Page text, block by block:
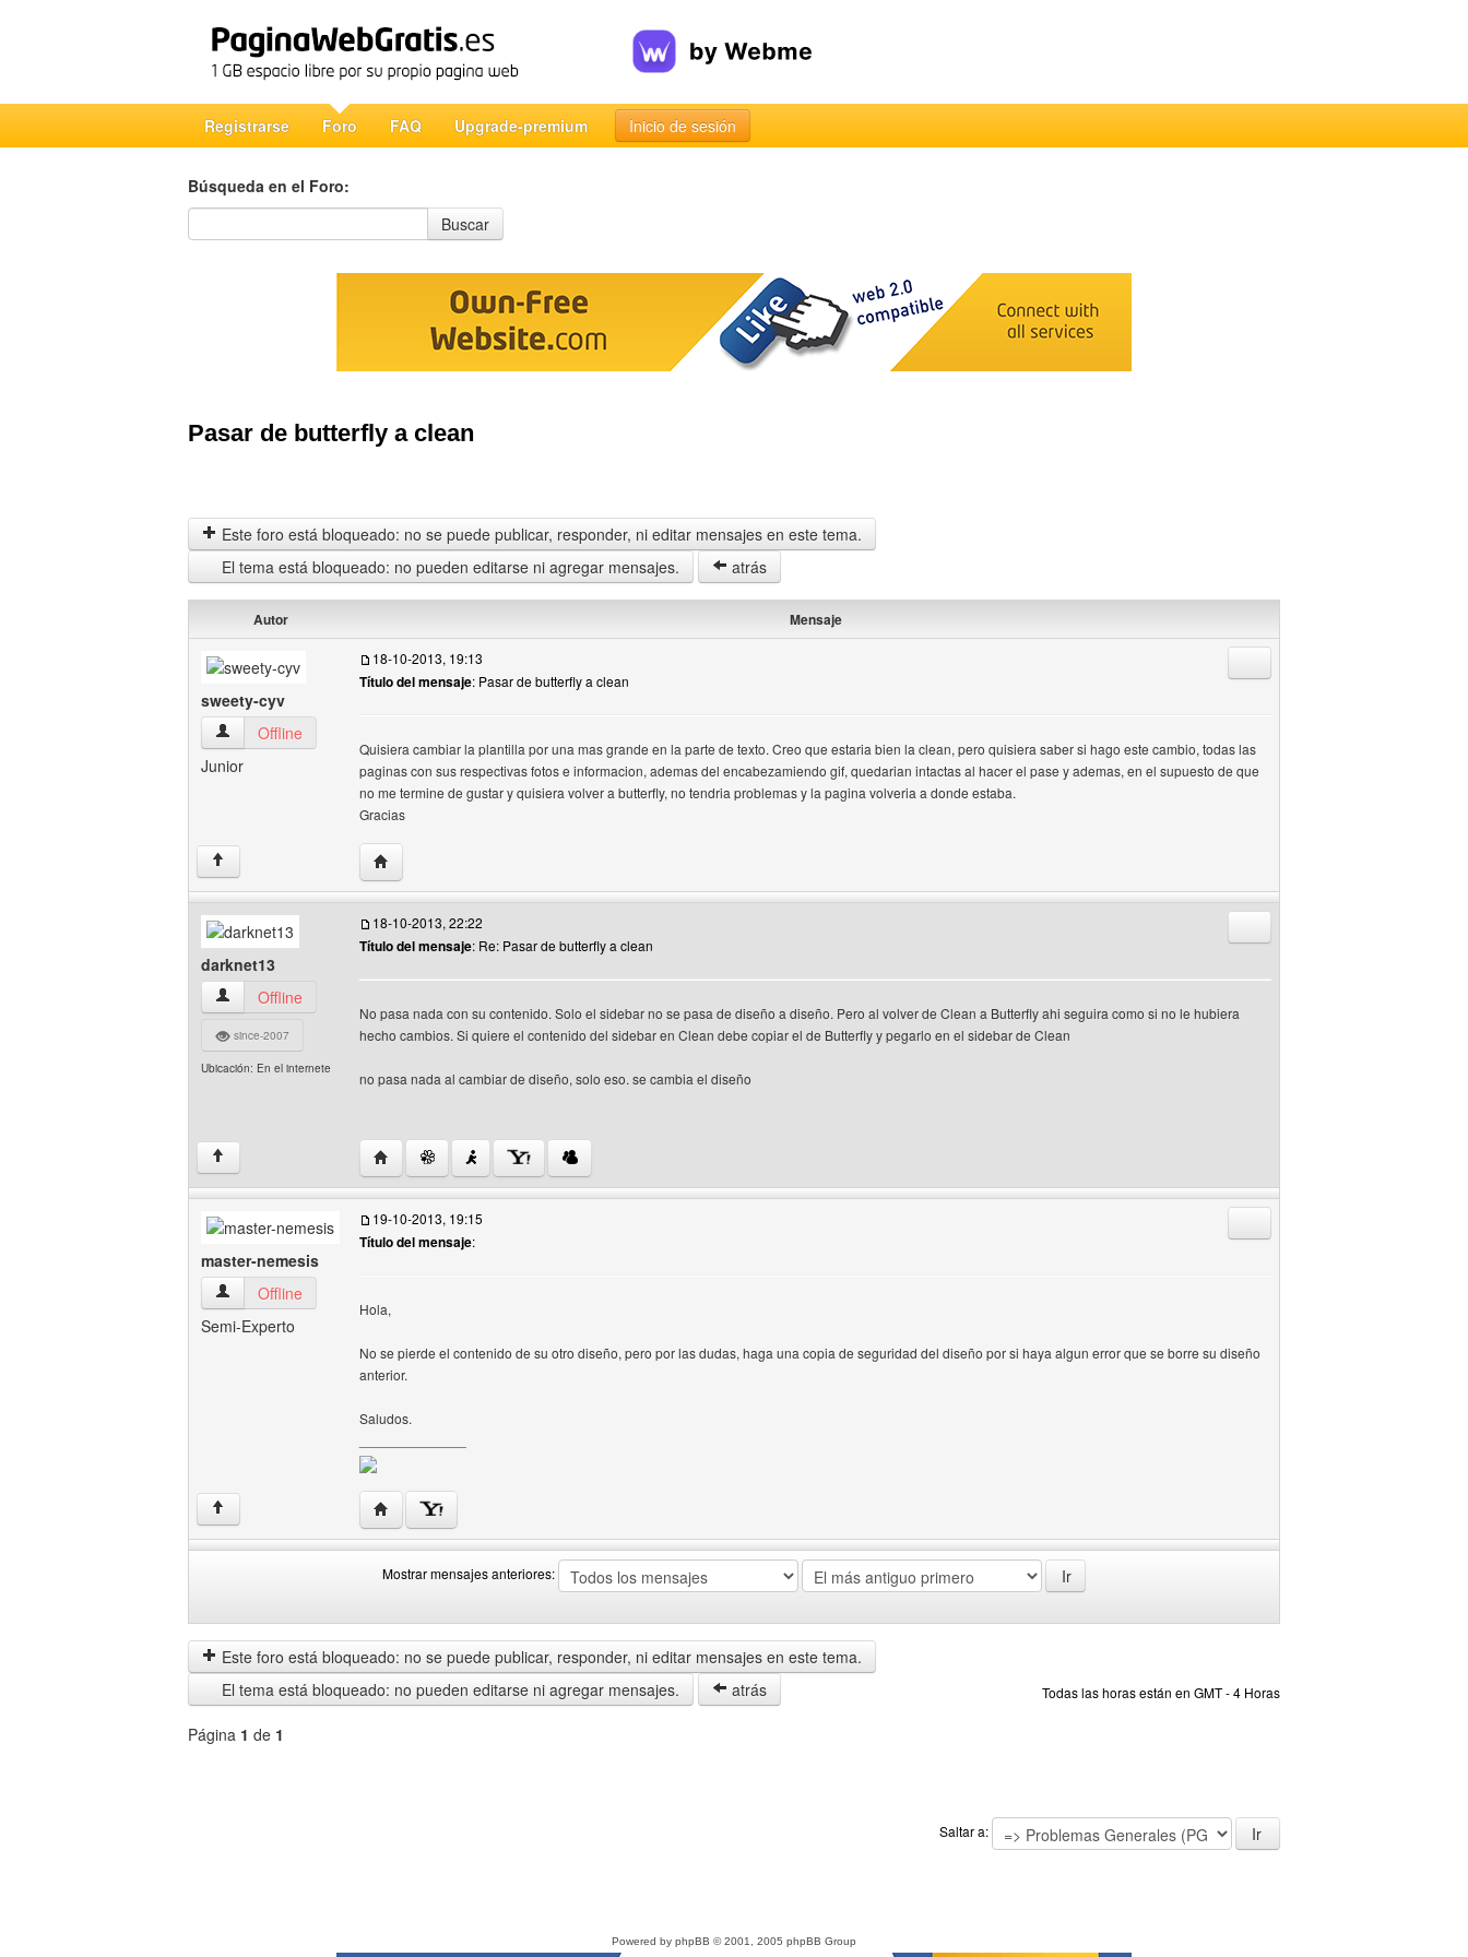
Registrarse Foro FAQ Upgrade-premium Inicio de sesión
Búsqueda en el Foro:
Búsqueda en el Foro
Buscar
Pasar de butterfly a clean
Este foro está bloqueado: no se puede publicar, responder, ni editar mensajes en este tema.
El tema está bloqueado: no pueden editarse ni agregar mensajes.
atrás
Autor Mensaje
sweety-cyv
sweety-cyv Ver perfil del usuario
Offline
Junior
18-10-2013, 19:13
Título del mensaje: Pasar de butterfly a clean
Quisiera cambiar la plantilla por una mas grande en la parte de texto. Creo que estaria bien la clean, pero quisiera saber si hago este cambio, todas las
paginas con sus respectivas fotos e informacion, ademas del encabezamiendo gif, quedarian intactas al hacer el pase y ademas, en el supuesto de que
no me termine de gustar y quisiera volver a butterfly, no tendria problemas y la pagina volveria a donde estaba.
Gracias
↑ Visitar sitio web del autor: sweety-cyv
darknet13
darknet13 Ver perfil del usuario
Offline
since-2007
Ubicación: En el internete
18-10-2013, 22:22
Título del mensaje: Re: Pasar de butterfly a clean
No pasa nada con su contenido. Solo el sidebar no se pasa de diseño a diseño. Pero al volver de Clean a Butterfly ahi seguira como si no le hubiera
hecho cambios. Si quiere el contenido del sidebar en Clean debe copiar el de Butterfly y pegarlo en el sidebar de Clean
no pasa nada al cambiar de diseño, solo eso. se cambia el diseño
↑ Visitar sitio web del autor: darknet13
master-nemesis
master-nemesis Ver perfil del usuario
Offline
Semi-Experto
19-10-2013, 19:15
Título del mensaje:
Hola,
No se pierde el contenido de su otro diseño, pero por las dudas, haga una copia de seguridad del diseño por si haya algun error que se borre su diseño
anterior.
Saludos.
↑ Visitar sitio web del autor: master-nemesis
Mostrar mensajes anteriores:
mensajes
anteriores
by
Este foro está bloqueado: no se puede publicar, responder, ni editar mensajes en este tema.
El tema está bloqueado: no pueden editarse ni agregar mensajes.
atrás Todas las horas están en GMT - 4 Horas
Página 1 de 1
Saltar a:
Powered by phpBB © 2001, 2005 phpBB Group